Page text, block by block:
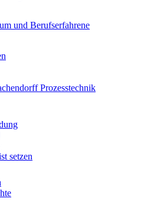
und Berufserfahrene
Prozesstechnik
setzen